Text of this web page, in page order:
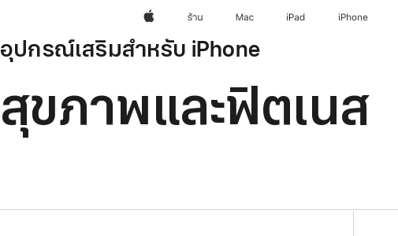
Appleร้าน Mac iPad iPhone
อุปกรณ์เสริมสำหรับ iPhone
สุขภาพและฟิตเนส